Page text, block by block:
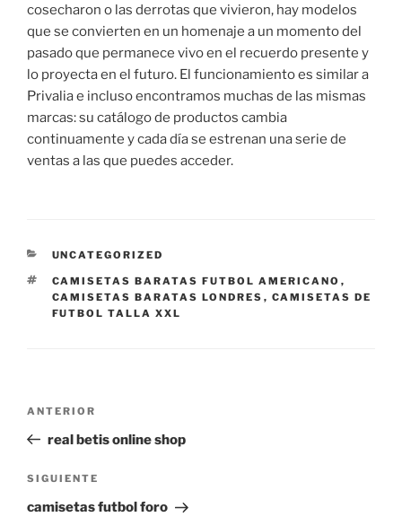
cosecharon o las derrotas que vivieron, hay modelos
que se convierten en un homenaje a un momento del
pasado que permanece vivo en el recuerdo presente y
lo proyecta en el futuro. El funcionamiento es similar a
Privalia e incluso encontramos muchas de las mismas
marcas: su catálogo de productos cambia
continuamente y cada día se estrenan una serie de
ventas a las que puedes acceder.
CATEGORÍAS
UNCATEGORIZED
ETIQUETAS
CAMISETAS BARATAS FUTBOL AMERICANO ,
CAMISETAS BARATAS LONDRES , CAMISETAS DE
FUTBOL TALLA XXL
entradas
Entrada
anterior:
ANTERIOR
real betis online shop
Siguiente
entrada
SIGUIENTE
camisetas futbol foro